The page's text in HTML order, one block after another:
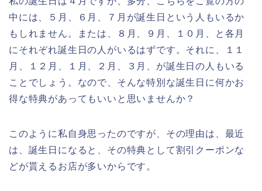
中には、５月、６月、７月が誕生日という人もいるか
もしれません。または、８月、９月、１０月、と各月
にそれぞれ誕生日の人がいるはずです。それに、１１
月、１２月、１月、２月、３月、が誕生日の人もいる
ことでしょう。なので、そんな特別な誕生日に何かお
得な特典があってもいいと思いませんか？
このように私自身思ったのですが、その理由は、最近
は、誕生日になると、その特典として割引クーポンな
どが貰えるお店が多いからです。